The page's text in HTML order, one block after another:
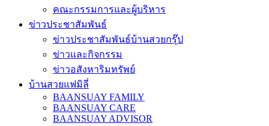
คณะกรรมการและผู้บริหาร
ข่าวประชาสัมพันธ์
ข่าวประชาสัมพันธ์บ้านสวยกรุ๊ป
ข่าวและกิจกรรม
ข่าวอสังหาริมทรัพย์
บ้านสวยแฟมิลี่
BAANSUAY FAMILY
BAANSUAY CARE
BAANSUAY ADVISOR